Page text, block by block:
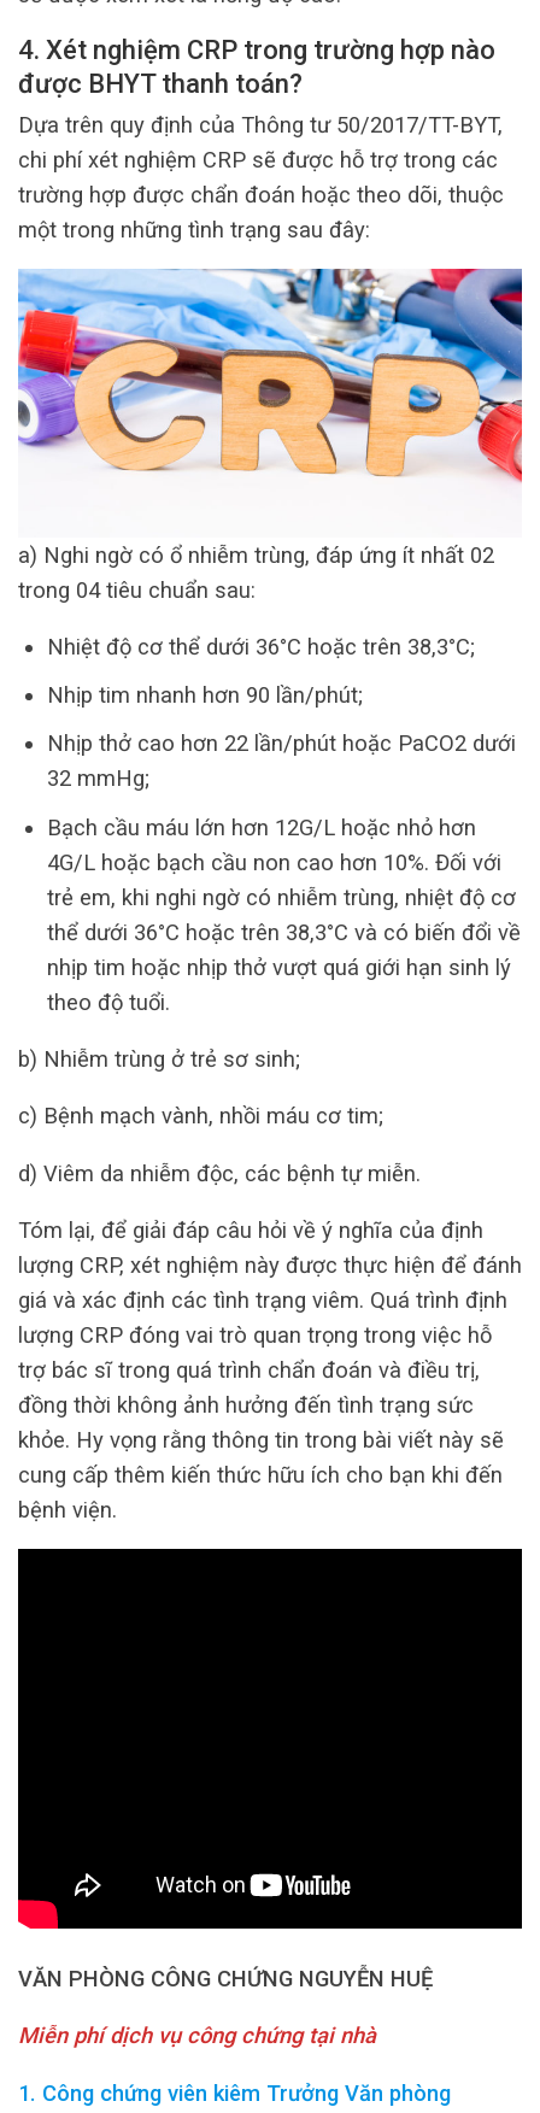
4. Xét nghiệm CRP trong trường hợp nào
được BHYT thanh toán?
Dựa trên quy định của Thông tư 50/2017/TT-BYT,
chi phí xét nghiệm CRP sẽ được hỗ trợ trong các
trường hợp được chẩn đoán hoặc theo dõi, thuộc
một trong những tình trạng sau đây:
a) Nghi ngờ có ổ nhiễm trùng, đáp ứng ít nhất 02
trong 04 tiêu chuẩn sau:
Nhiệt độ cơ thể dưới 36°C hoặc trên 38,3°C;
Nhịp tim nhanh hơn 90 lần/phút;
Nhịp thở cao hơn 22 lần/phút hoặc PaCO2 dưới
32 mmHg;
Bạch cầu máu lớn hơn 12G/L hoặc nhỏ hơn
4G/L hoặc bạch cầu non cao hơn 10%. Đối với
trẻ em, khi nghi ngờ có nhiễm trùng, nhiệt độ cơ
thể dưới 36°C hoặc trên 38,3°C và có biến đổi về
nhịp tim hoặc nhịp thở vượt quá giới hạn sinh lý
theo độ tuổi.
b) Nhiễm trùng ở trẻ sơ sinh;
c) Bệnh mạch vành, nhồi máu cơ tim;
d) Viêm da nhiễm độc, các bệnh tự miễn.
Tóm lại, để giải đáp câu hỏi về ý nghĩa của định
lượng CRP, xét nghiệm này được thực hiện để đánh
giá và xác định các tình trạng viêm. Quá trình định
lượng CRP đóng vai trò quan trọng trong việc hỗ
trợ bác sĩ trong quá trình chẩn đoán và điều trị,
đồng thời không ảnh hưởng đến tình trạng sức
khỏe. Hy vọng rằng thông tin trong bài viết này sẽ
cung cấp thêm kiến thức hữu ích cho bạn khi đến
bệnh viện.
VĂN PHÒNG CÔNG CHỨNG NGUYỄN HUỆ
Miễn phí dịch vụ công chứng tại nhà
1. Công chứng viên kiêm Trưởng Văn phòng